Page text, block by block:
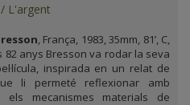
L'argent
, França, 1983, 35mm, 81’, C,
82 anys Bresson va rodar la seva
inspirada en un relat de
li permeté reflexionar amb
els mecanismes materials de